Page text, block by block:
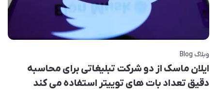
وبلاگ Blog
ایلان ماسک از دو شرکت تبلیغاتی برای محاسبه
دقیق تعداد بات های توییتر استفاده می کند